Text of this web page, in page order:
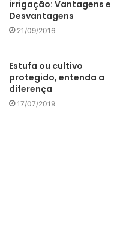
decisão ou
“A plataforma hoje já
decisão todos os dias. Até
para saber se vou
diminuir ou se não vou
irrigação: Vantagens e
Desvantagens
21/09/2016
Estufa ou cultivo
protegido, entenda a
diferença
17/07/2019